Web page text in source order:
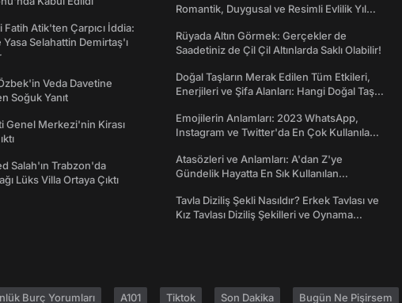
Fatih Atik'ten Çarpıcı İddia:
Selahattin Demirtaş'ı
Veda Davetine
Soğuk Yanıt
Genel Merkezi'nin Kirası
Salah'ın Trabzon'da
Lüks Villa Ortaya Çıktı
Romantik, Duygusal ve Resimli Evlilik Yıl
Rüyada Altın Görmek: Gerçekler de
Saadetiniz de Çil Çil Altınlarda Saklı Olabilir!
Doğal Taşların Merak Edilen Tüm Etkileri,
Enerjileri ve Şifa Alanları: Hangi Doğal Taş
Emojilerin Anlamları: 2023 WhatsApp,
Instagram ve Twitter'da En Çok Kullanılan
Atasözleri ve Anlamları: A'dan Z'ye
Gündelik Hayatta En Sık Kullanılan
Tavla Diziliş Şekli Nasıldır? Erkek Tavlası ve
Kız Tavlası Diziliş Şekilleri ve Oynama
Burç Yorumları A101 Tiktok Son Dakika Bugün Ne Pişirsem